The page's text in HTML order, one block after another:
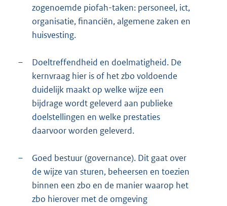
zogenoemde piofah-taken: personeel, ict,
organisatie, financiën, algemene zaken en
huisvesting.
–
Doeltreffendheid en doelmatigheid. De
kernvraag hier is of het zbo voldoende
duidelijk maakt op welke wijze een
bijdrage wordt geleverd aan publieke
doelstellingen en welke prestaties
daarvoor worden geleverd.
–
Goed bestuur (governance). Dit gaat over
de wijze van sturen, beheersen en toezien
binnen een zbo en de manier waarop het
zbo hierover met de omgeving